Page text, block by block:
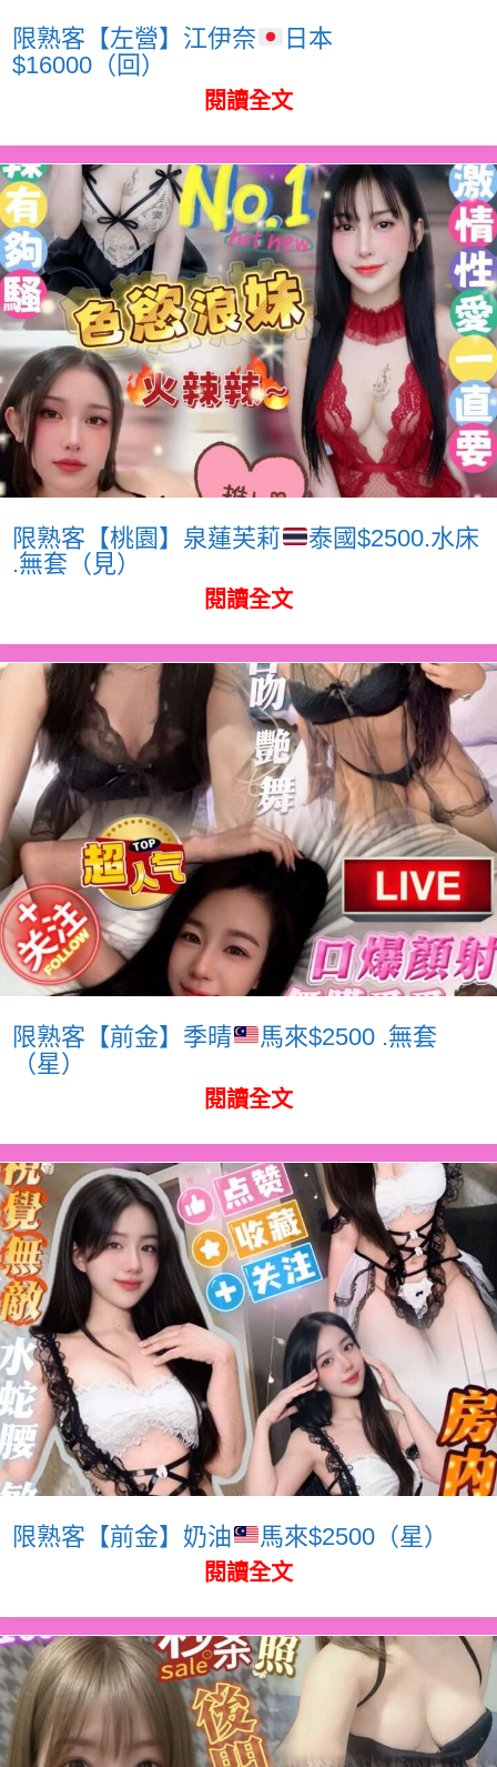
限熟客【左營】江伊奈
日本
$16000（回）
閱讀全文
限熟客【桃園】泉蓮芙莉
泰國$2500.水床
.無套（見）
閱讀全文
限熟客【前金】季晴
馬來$2500 .無套
（星）
閱讀全文
限熟客【前金】奶油 馬來$2500（星）
閱讀全文